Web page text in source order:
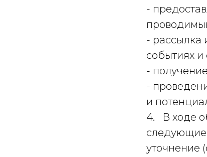
-
- рассылка
событиях
-
-
и
4. В ходе
следующие
уточнение